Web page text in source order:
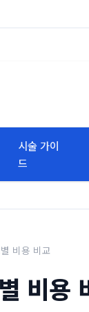
시술 가이
드
비용 비교
비용